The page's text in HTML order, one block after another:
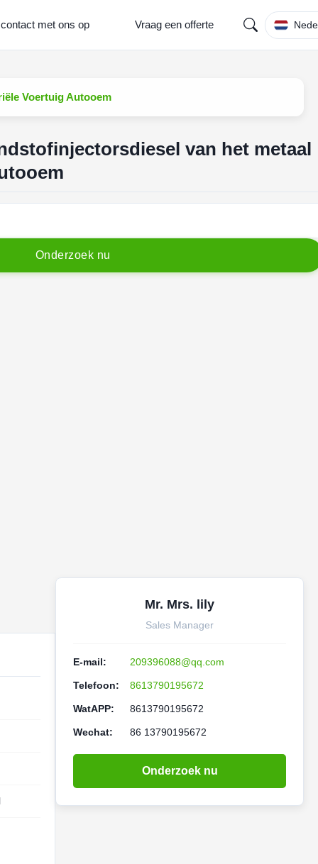
met ons op Vraag een offerte
Voertuig Autooem
van het metaal
Onderzoek nu
Mr. Mrs. lily
Sales Manager
E-mail: 209396088@qq.com
Telefoon: 8613790195672
WatAPP: 8613790195672
Wechat: 86 13790195672
Onderzoek nu